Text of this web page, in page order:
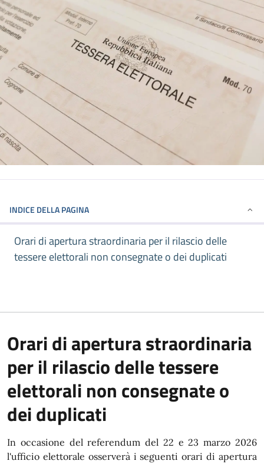
INDICE DELLA PAGINA
Orari di apertura straordinaria per il rilascio delle
tessere elettorali non consegnate o dei duplicati
Orari di apertura straordinaria
per il rilascio delle tessere
elettorali non consegnate o
dei duplicati
In occasione del referendum del 22 e 23 marzo 2026
l'ufficio elettorale osserverà i seguenti orari di apertura